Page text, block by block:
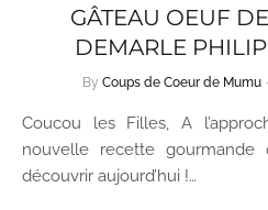
GÂTEAU OEUF
DEMARLE
By Coups de Coeur de Mumu
Coucou les Filles, A
nouvelle recette
découvrir aujourd’hui !…